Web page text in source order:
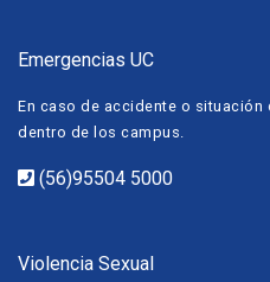
Emergencias UC
En caso de accidente o situación
dentro de los campus.
(56)95504 5000
Violencia Sexual